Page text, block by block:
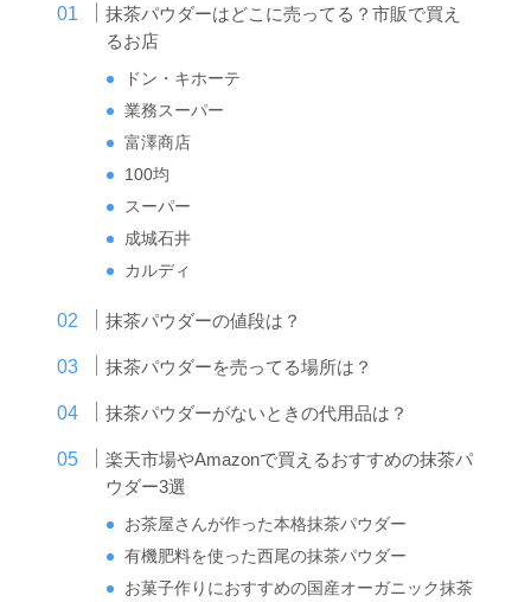
抹茶パウダーはどこに売ってる？市販で買え
るお店
ドン・キホーテ
業務スーパー
富澤商店
100均
スーパー
成城石井
カルディ
抹茶パウダーの値段は？
抹茶パウダーを売ってる場所は？
抹茶パウダーがないときの代用品は？
楽天市場やAmazonで買えるおすすめの抹茶パ
ウダー3選
お茶屋さんが作った本格抹茶パウダー
有機肥料を使った西尾の抹茶パウダー
お菓子作りにおすすめの国産オーガニック抹茶